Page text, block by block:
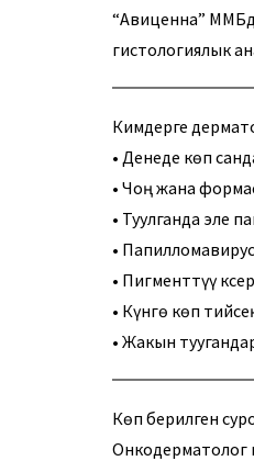
“Авиценна”
гистологиялык
Кимдерге
• Денеде көп
• Чоң жана
• Туулганда эле
•
• Пигменттүү
• Күнгө көп
• Жакын
Көп берилген
Онкодерматолог